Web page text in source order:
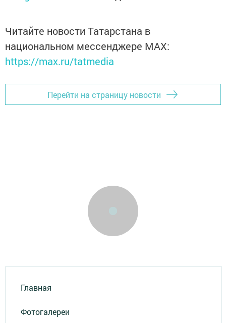
Читайте новости Татарстана в
национальном мессенджере MАХ:
https://max.ru/tatmedia
Перейти на страницу новости
Главная
Фотогалереи